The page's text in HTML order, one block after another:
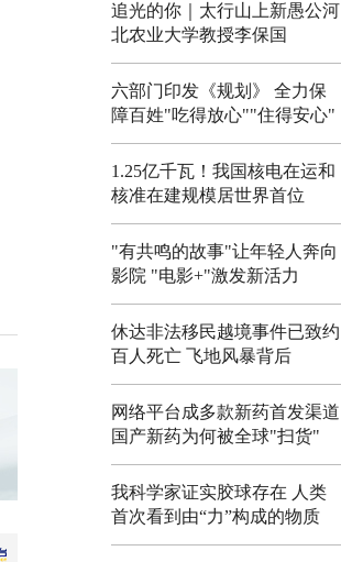
追光的你｜太行山上新愚公河
北农业大学教授李保国
六部门印发《规划》 全力保
障百姓"吃得放心""住得安心"
1.25亿千瓦！我国核电在运和
核准在建规模居世界首位
"有共鸣的故事"让年轻人奔向
影院 "电影+"激发新活力
休达非法移民越境事件已致约
百人死亡 飞地风暴背后
网络平台成多款新药首发渠道
国产新药为何被全球"扫货"
我科学家证实胶球存在 人类
首次看到由“力”构成的物质